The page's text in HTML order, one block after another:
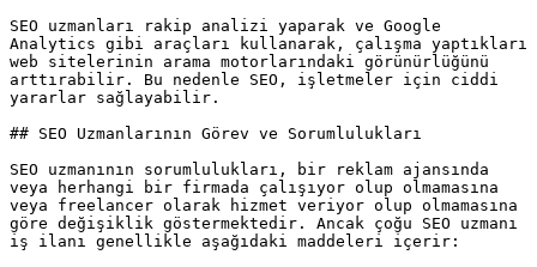
SEO uzmanları rakip analizi yaparak ve Google
Analytics gibi araçları kullanarak, çalışma yaptıkları
web sitelerinin arama motorlarındaki görünürlüğünü
arttırabilir. Bu nedenle SEO, işletmeler için ciddi
yararlar sağlayabilir.
## SEO Uzmanlarının Görev ve Sorumlulukları
SEO uzmanının sorumlulukları, bir reklam ajansında
veya herhangi bir firmada çalışıyor olup olmamasına
veya freelancer olarak hizmet veriyor olup olmamasına
göre değişiklik göstermektedir. Ancak çoğu SEO uzmanı
iş ilanı genellikle aşağıdaki maddeleri içerir: